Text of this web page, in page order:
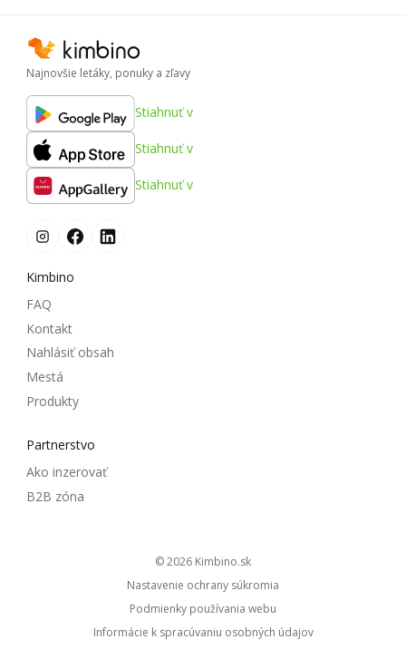
Najnovšie letáky, ponuky a zľavy
Stiahnuť v
Stiahnuť v
Stiahnuť v
Kimbino
FAQ
Kontakt
Nahlásiť obsah
Mestá
Produkty
Partnerstvo
Ako inzerovať
B2B zóna
© 2026
kimbino.sk
Nastavenie ochrany súkromia
Podmienky používania webu
Informácie k spracúvaniu osobných údajov